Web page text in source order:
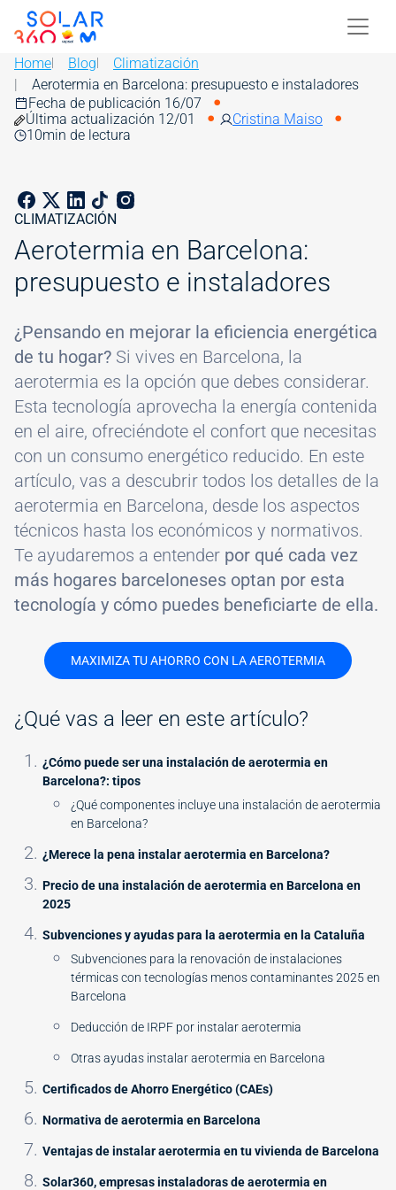
Skip to main content
Image
Home Blog
Climatización
Aerotermia en Barcelona: presupuesto e instaladores
Fecha de publicación 16/07
Última actualización 12/01
Cristina Maiso
10min de lectura
CLIMATIZACIÓN
Aerotermia en Barcelona:
presupuesto e instaladores
¿Pensando en mejorar la eficiencia energética
de tu hogar? Si vives en Barcelona, la
aerotermia es la opción que debes considerar.
Esta tecnología aprovecha la energía contenida
en el aire, ofreciéndote el confort que necesitas
con un consumo energético reducido. En este
artículo, vas a descubrir todos los detalles de la
aerotermia en Barcelona, desde los aspectos
técnicos hasta los económicos y normativos.
Te ayudaremos a entender por qué cada vez
más hogares barceloneses optan por esta
tecnología y cómo puedes beneficiarte de ella.
MAXIMIZA TU AHORRO CON LA AEROTERMIA
¿Qué vas a leer en este artículo?
¿Cómo puede ser una instalación de aerotermia en
Barcelona?: tipos
¿Qué componentes incluye una instalación de aerotermia
en Barcelona?
¿Merece la pena instalar aerotermia en Barcelona?
Precio de una instalación de aerotermia en Barcelona en
2025
Subvenciones y ayudas para la aerotermia en la Cataluña
Subvenciones para la renovación de instalaciones
térmicas con tecnologías menos contaminantes 2025 en
Barcelona
Deducción de IRPF por instalar aerotermia
Otras ayudas instalar aerotermia en Barcelona
Certificados de Ahorro Energético (CAEs)
Normativa de aerotermia en Barcelona
Ventajas de instalar aerotermia en tu vivienda de Barcelona
Solar360, empresas instaladoras de aerotermia en